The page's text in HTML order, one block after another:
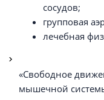
сосудов;
групповая
лечебная
«Свободное
мышечной